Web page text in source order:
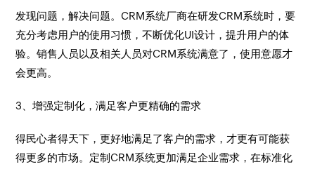
发现问题，解决问题。CRM系统厂商在研发CRM系统时，要
充分考虑用户的使用习惯，不断优化UI设计，提升用户的体
验。销售人员以及相关人员对CRM系统满意了，使用意愿才
会更高。
3、增强定制化，满足客户更精确的需求
得民心者得天下，更好地满足了客户的需求，才更有可能获
得更多的市场。定制CRM系统更加满足企业需求，在标准化